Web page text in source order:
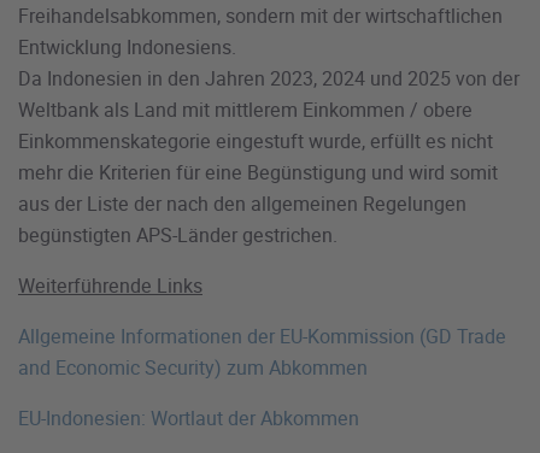
Freihandelsabkommen, sondern mit der wirtschaftlichen
Entwicklung Indonesiens.
Da Indonesien in den Jahren 2023, 2024 und 2025 von der
Weltbank als Land mit mittlerem Einkommen / obere
Einkommenskategorie eingestuft wurde, erfüllt es nicht
mehr die Kriterien für eine Begünstigung und wird somit
aus der Liste der nach den allgemeinen Regelungen
begünstigten APS-Länder gestrichen.
Weiterführende Links
Allgemeine Informationen der EU-Kommission (GD Trade
and Economic Security) zum Abkommen
EU-Indonesien: Wortlaut der Abkommen